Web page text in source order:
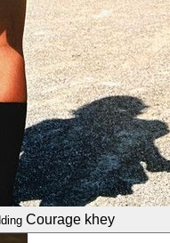
Courage khey